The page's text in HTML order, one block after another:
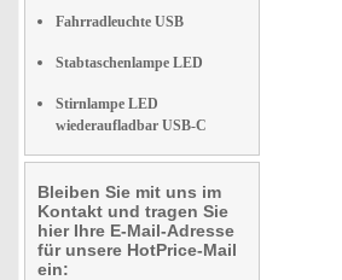
Fahrradleuchte USB
Stabtaschenlampe LED
Stirnlampe LED
wiederaufladbar USB-C
Bleiben Sie mit uns im
Kontakt und tragen Sie
hier Ihre E-Mail-Adresse
für unsere HotPrice-Mail
ein: